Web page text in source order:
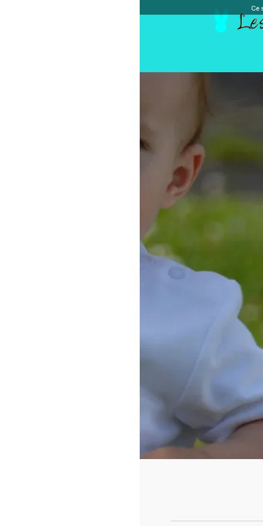
https://
Ce site et des sites tiers qu'il utilise collectent des